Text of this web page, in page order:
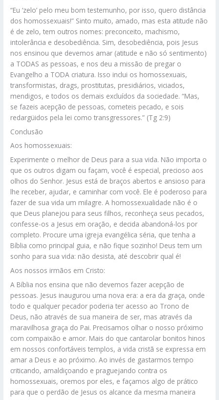
“Eu ‘zelo’ pelo meu bom testemunho, por isso, quero distância
dos homossexuais!” Sinto muito, amado, mas esta atitude não
é de zelo, tem outros nomes: preconceito, machismo,
intolerância e desobediência. Sim, desobediência, pois Jesus
nos ensinou que devemos amar (atitude e não só sentimento)
a TODAS as pessoas, e nos deu a missão de pregar o
Evangelho a TODA criatura. Isso inclui os homossexuais,
transformistas, drags, prostitutas, presidiários, viciados,
mendigos, e todos os demais excluídos da sociedade. “Mas,
se fazeis acepção de pessoas, cometeis pecado, e sois
redargüidos pela lei como transgressores.” (Tg 2:9)
Conclusão
Aos homossexuais:
Experimente o melhor de Deus para a sua vida. Não importa o
que os outros digam ou façam, você é especial, precioso aos
olhos do Senhor. Jesus está de braços abertos e ansioso para
lhe receber, ajudar, e caminhar com você. Ele é poderoso para
fazer de sua vida um milagre. A homossexualidade não é o
que Deus planejou para seus filhos, reconheça seus pecados,
confesse-os a Jesus em oração, e decida abandoná-los por
completo. Procure uma igreja evangélica séria, que tenha a
Bíblia como principal guia, e não fique sozinho! Deus tem um
sonho para sua vida: não desista, até descobrir qual é!
Aos nossos irmãos em Cristo:
A Bíblia nos ensina que não devemos fazer acepção de
pessoas. Jesus inaugurou uma nova era: a era da graça, onde
todo e qualquer pecador poderia ter acesso ao Trono de
Deus, não através de sua maneira de ser, mas através da
maravilhosa graça do Pai. Precisamos olhar o nosso próximo
com compaixão e amor. Mais do que cantarolar bonitos hinos
em nossos confortáveis templos, a vida cristã se expressa em
amar a Deus e ao próximo. Ao invés de gastarmos tempo
criticando, amaldiçoando e praguejando contra os
homossexuais, oremos por eles, e façamos algo de prático
para que o perdão de Jesus os alcance da mesma maneira